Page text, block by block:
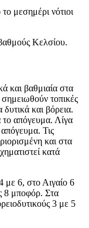
μεσημέρι νότιοι
Κελσίου.
και βαθμιαία στα
τοπικές
δυτικά και βόρεια.
απόγευμα. Λίγα
Τις
και στα
κατά
με 6, στο Αιγαίο 6
8 μποφόρ. Στα
3 με 5